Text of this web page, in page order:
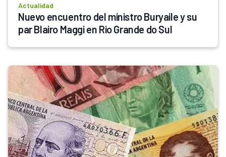
Actualidad
Nuevo encuentro del ministro Buryaile y su
par Blairo Maggi en Rio Grande do Sul